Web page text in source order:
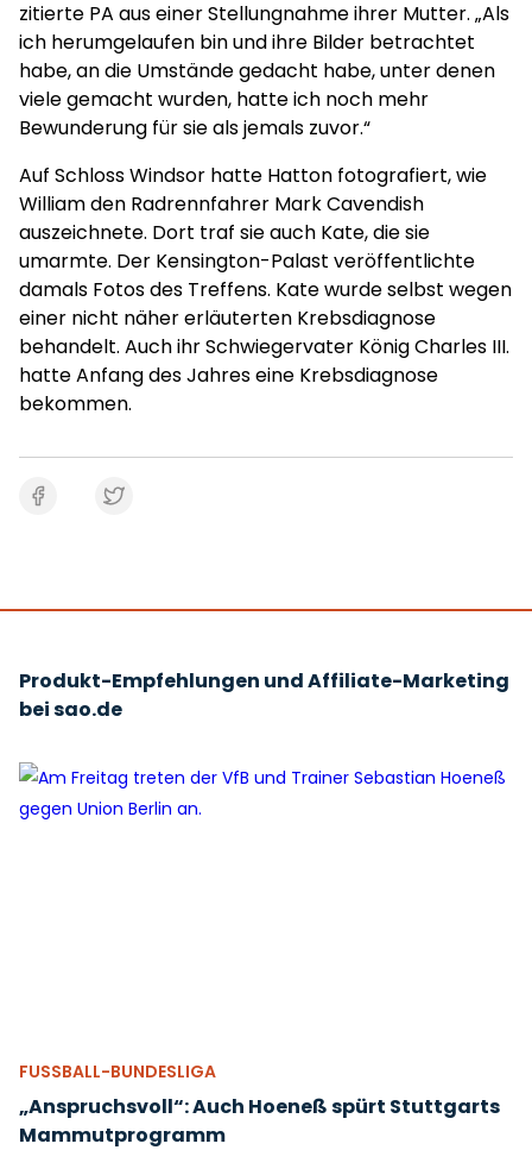
zitierte PA aus einer Stellungnahme ihrer Mutter. „Als
ich herumgelaufen bin und ihre Bilder betrachtet
habe, an die Umstände gedacht habe, unter denen
viele gemacht wurden, hatte ich noch mehr
Bewunderung für sie als jemals zuvor.“
Auf Schloss Windsor hatte Hatton fotografiert, wie
William den Radrennfahrer Mark Cavendish
auszeichnete. Dort traf sie auch Kate, die sie
umarmte. Der Kensington-Palast veröffentlichte
damals Fotos des Treffens. Kate wurde selbst wegen
einer nicht näher erläuterten Krebsdiagnose
behandelt. Auch ihr Schwiegervater König Charles III.
hatte Anfang des Jahres eine Krebsdiagnose
bekommen.
Produkt-Empfehlungen und Affiliate-Marketing
bei sao.de
FUSSBALL-BUNDESLIGA
„Anspruchsvoll“: Auch Hoeneß spürt Stuttgarts
Mammutprogramm